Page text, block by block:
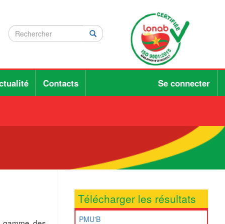
Rechercher
Rechercher Rechercher
Contacts Se connecter
Télécharger les résultats
PMU'B